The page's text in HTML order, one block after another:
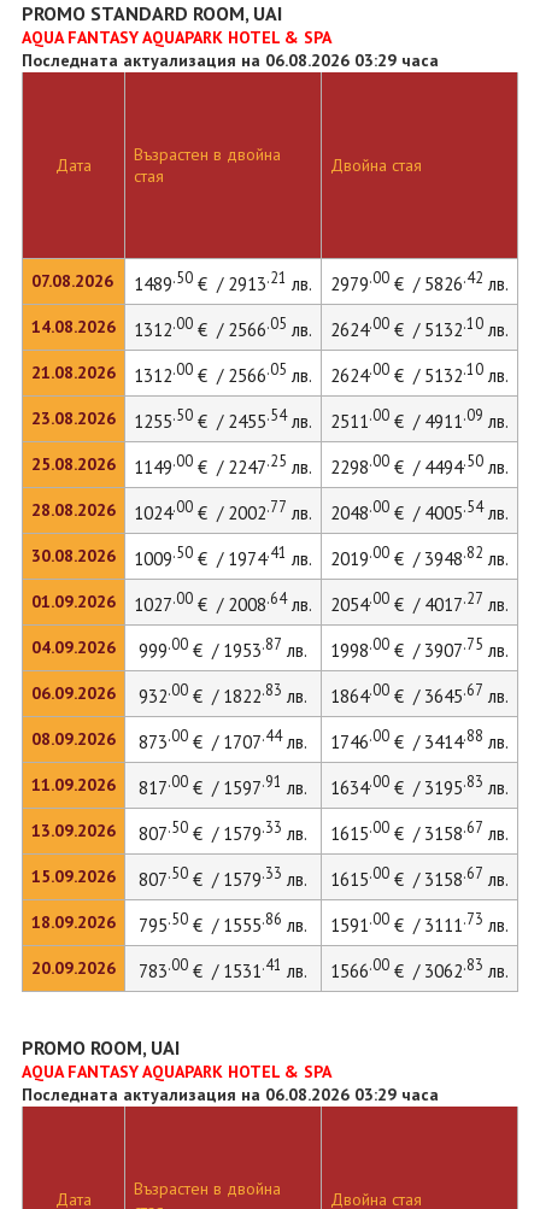
PROMO STANDARD ROOM, UAI
AQUA FANTASY AQUAPARK HOTEL & SPA
Последната актуализация на 06.08.2026 03:29 часа
Дата
07.08.2026
14.08.2026
21.08.2026
23.08.2026
25.08.2026
28.08.2026
30.08.2026
01.09.2026
04.09.2026
06.09.2026
08.09.2026
11.09.2026
13.09.2026
15.09.2026
18.09.2026
20.09.2026
Възрастен в двойна
стая
Двойна стая
1489.50€ / 2913.21 лв. 2979.00€ / 5826.42 лв.
1312.00€ / 2566.05 лв. 2624.00€ / 5132.10лв.
1312.00€ / 2566.05 лв. 2624.00€ / 5132.10лв.
1255.50€ / 2455.54лв. 2511.00€ / 4911.09 лв.
1149.00€ / 2247.25 лв. 2298.00€ / 4494.50лв.
1024.00€ / 2002.77 лв. 2048.00€ / 4005.54лв.
1009.50€ / 1974.41 лв. 2019.00€ / 3948.82 лв.
1027.00€ / 2008.64лв. 2054.00€ / 4017.27 лв.
999.00€ / 1953.87 лв. 1998.00€ / 3907.75 лв.
932.00€ / 1822.83 лв. 1864.00€ / 3645.67 лв.
873.00€ / 1707.44лв. 1746.00€ / 3414.88 лв.
817.00€ / 1597.91 лв. 1634.00€ / 3195.83 лв.
807.50€ / 1579.33 лв. 1615.00€ / 3158.67 лв.
807.50€ / 1579.33 лв. 1615.00€ / 3158.67 лв.
795.50€ / 1555.86 лв. 1591.00€ / 3111.73 лв.
783.00€ / 1531.41 лв. 1566.00€ / 3062.83 лв.
PROMO ROOM, UAI
AQUA FANTASY AQUAPARK HOTEL & SPA
Последната актуализация на 06.08.2026 03:29 часа
Дата
Възрастен в двойна
Двойна стая